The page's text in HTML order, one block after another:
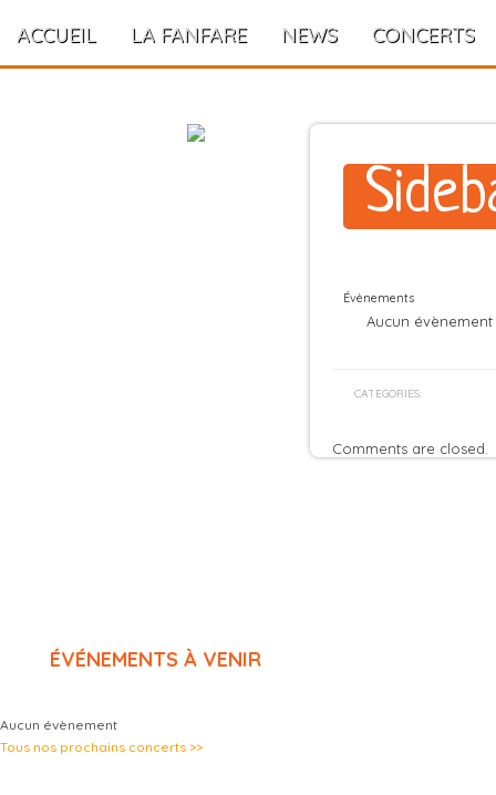
ACCUEIL LA FANFARE NEWS CONCERTS
ÉVÉNEMENTS À VENIR
Aucun évènement
Tous nos prochains concerts >>
Évènements
Aucun évènement
CATEGORIES:
Comments are closed.